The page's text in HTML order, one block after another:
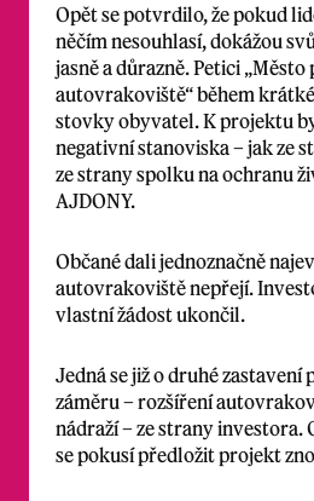
Opět se potvrdilo, že pokud
něčím nesouhlasí, dokážou
jasně a důrazně. Petici
autovrakoviště“ během
stovky obyvatel. K projektu
negativní stanoviska – jak ze
ze strany spolku na ochranu
AJDONY.
Občané dali jednoznačně
autovrakoviště nepřejí.
vlastní žádost ukončil.
Jedná se již o druhé
záměru – rozšíření
nádraží – ze strany investora.
se pokusí předložit projekt